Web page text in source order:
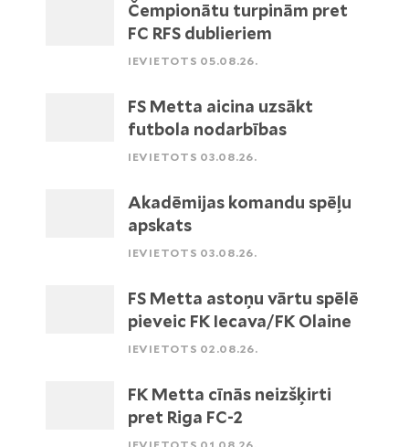
Čempionātu turpinām pret
FC RFS dublieriem
IEVIETOTS 05.08.26.
FS Metta aicina uzsākt
futbola nodarbības
IEVIETOTS 03.08.26.
Akadēmijas komandu spēļu
apskats
IEVIETOTS 03.08.26.
FS Metta astoņu vārtu spēlē
pieveic FK Iecava/FK Olaine
IEVIETOTS 02.08.26.
FK Metta cīnās neizšķirti
pret Riga FC-2